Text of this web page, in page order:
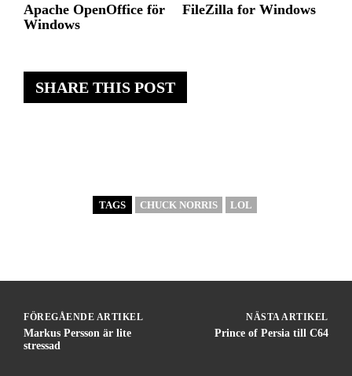
SHARE THIS POST
TAGS CHUCK NORRIS LOL
Apache OpenOffice för
Windows
FileZilla for Windows
FÖREGÅENDE ARTIKEL
Markus Persson är lite
stressad
NÄSTA ARTIKEL
Prince of Persia till C64